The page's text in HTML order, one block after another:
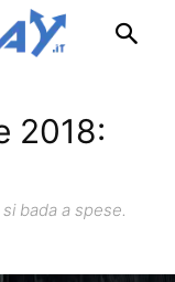
2018:
bada a spese.